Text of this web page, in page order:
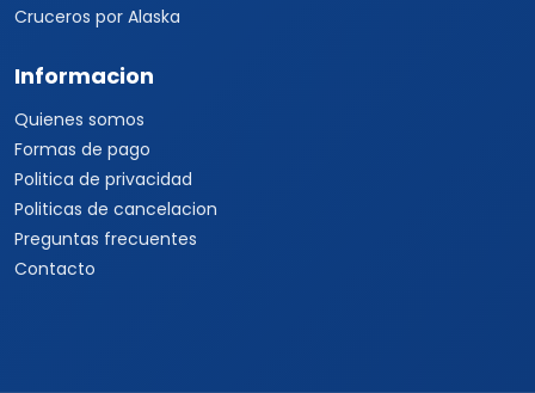
Cruceros por Alaska
Informacion
Quienes somos
Formas de pago
Politica de privacidad
Politicas de cancelacion
Preguntas frecuentes
Contacto